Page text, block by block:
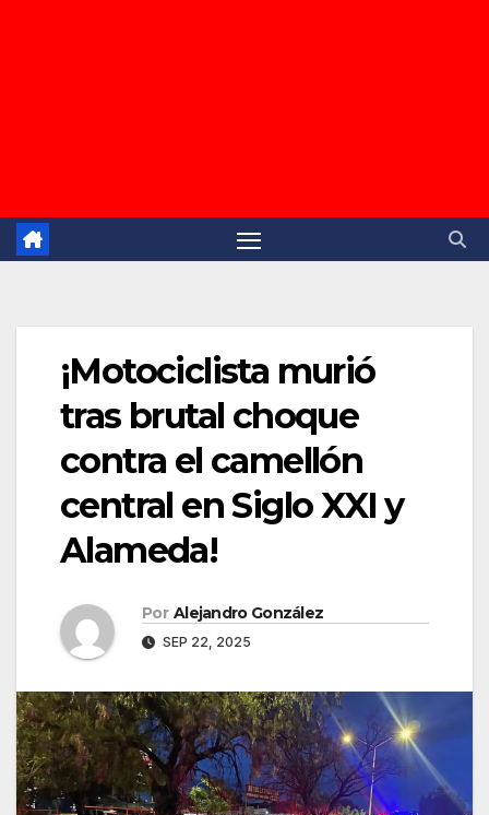
¡Motociclista murió
tras brutal choque
contra el camellón
central en Siglo XXI y
Alameda!
Por Alejandro González
SEP 22, 2025